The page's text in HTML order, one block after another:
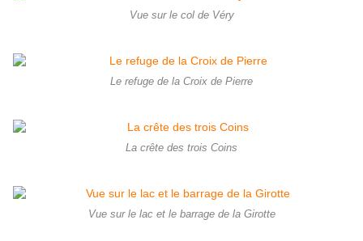
Vue sur le col de Véry
Le refuge de la Croix de Pierre
La crête des trois Coins
Vue sur le lac et le barrage de la Girotte